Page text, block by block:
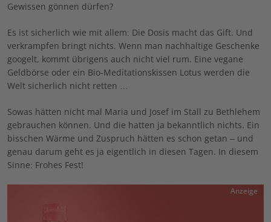
Gewissen gönnen dürfen?
Es ist sicherlich wie mit allem: Die Dosis macht das Gift. Und
verkrampfen bringt nichts. Wenn man nachhaltige Geschenke
googelt, kommt übrigens auch nicht viel rum. Eine vegane
Geldbörse oder ein Bio-Meditationskissen Lotus werden die
Welt sicherlich nicht retten …
Sowas hätten nicht mal Maria und Josef im Stall zu Bethlehem
gebrauchen können. Und die hatten ja bekanntlich nichts. Ein
bisschen Wärme und Zuspruch hätten es schon getan – und
genau darum geht es ja eigentlich in diesen Tagen. In diesem
Sinne: Frohes Fest!
Anzeige